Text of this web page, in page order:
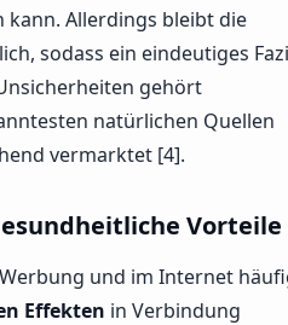
kann. Allerdings bleibt die
sodass ein eindeutiges
gehört
natürlichen Quellen
vermarktet [4].
Vorteile
und im Internet
Effekten in Verbindung